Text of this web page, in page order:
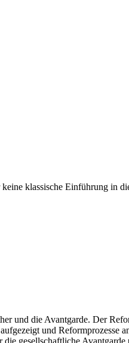
klassische Einführung in
und die Avantgarde. Der
und Reformprozesse
gesellschaftliche Avantgarde